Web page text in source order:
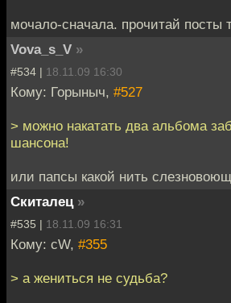
мочало-сначала. прочитай посты
Vova_s_V »
#534 | 18.11.09 16:30
Кому: Горыныч, #527
> можно накатать два альбома
шансона!
или папсы какой нить
Скиталец »
#535 | 18.11.09 16:31
Кому: cW, #355
> а жениться не судьба?